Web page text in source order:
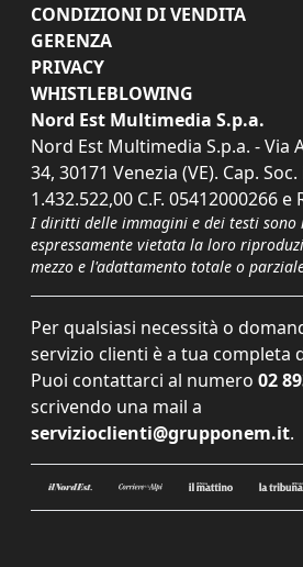
CONDIZIONI DI VENDITA
GERENZA
PRIVACY
WHISTLEBLOWING
Nord Est Multimedia S.p.a.
Nord Est Multimedia S.p.a. - Via
34, 30171 Venezia (VE). Cap.
1.432.522,00 C.F. 05412000266 e
I diritti delle immagini e dei testi sono
espressamente vietata la loro
mezzo e l'adattamento totale o
Per qualsiasi necessità o
servizio clienti è a tua completa
Puoi contattarci al numero 02
scrivendo una mail a
servizioclienti@grupponem.it.